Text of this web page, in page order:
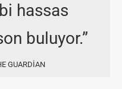
hassas
buluyor.”
GUARDIAN